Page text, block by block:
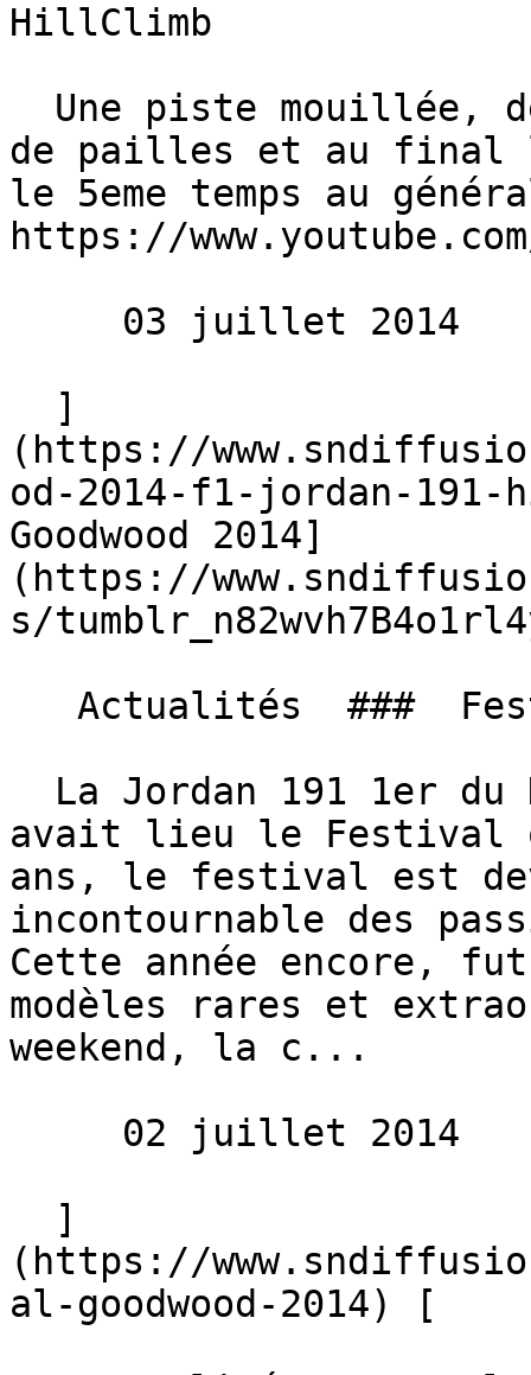
HillClimb
de pailles et au final
le 5eme temps au
https://
(https://
od-2014-f1-jordan-
Goodwood 2014]
(https://
s/
avait lieu le Festival of
ans, le festival est
incontournable des
Cette année encore,
modèles rares et
weekend, la c...
(https://
al-goodwood-2014) [